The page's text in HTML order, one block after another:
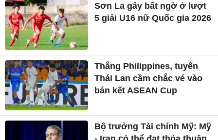
Sơn La gây bất ngờ ở lượt
5 giải U16 nữ Quốc gia 2026
Thắng Philippines, tuyển
Thái Lan cầm chắc vé vào
bán kết ASEAN Cup
Bộ trưởng Tài chính Mỹ: Mỹ